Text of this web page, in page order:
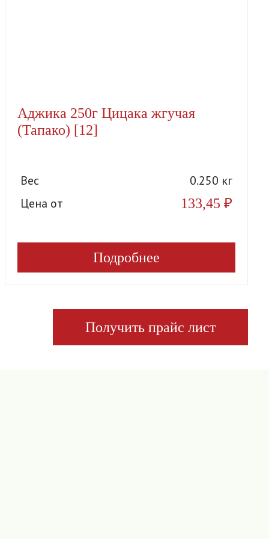
Аджика 250г Цицака жгучая
(Тапако) [12]
Вес
0.250 кг
Цена от
133,45 ₽
Подробнее
Получить прайс лист